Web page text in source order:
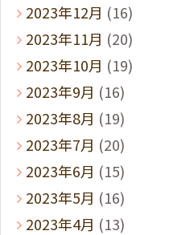
2023年12月 (16)
2023年11月 (20)
2023年10月 (19)
2023年9月 (16)
2023年8月 (19)
2023年7月 (20)
2023年6月 (15)
2023年5月 (16)
2023年4月 (13)